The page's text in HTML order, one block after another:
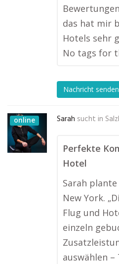
das hat mir
Hotels sehr
No tags for
Nachricht senden
online Sarah sucht in
Perfekte
Hotel
Sarah
New York.
Flug und
einzeln
auswählen